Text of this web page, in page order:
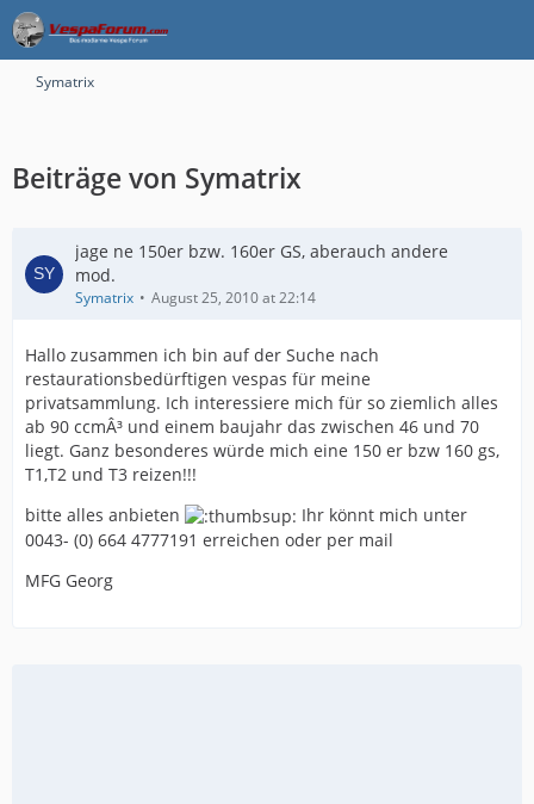
Symatrix
Beiträge von Symatrix
jage ne 150er bzw. 160er GS, aberauch andere
mod.
Symatrix August 25, 2010 at 22:14
Hallo zusammen ich bin auf der Suche nach
restaurationsbedürftigen vespas für meine
privatsammlung. Ich interessiere mich für so ziemlich alles
ab 90 ccmÂ³ und einem baujahr das zwischen 46 und 70
liegt. Ganz besonderes würde mich eine 150 er bzw 160 gs,
T1,T2 und T3 reizen!!!
bitte alles anbieten
Ihr könnt mich unter
0043- (0) 664 4777191 erreichen oder per mail
MFG Georg